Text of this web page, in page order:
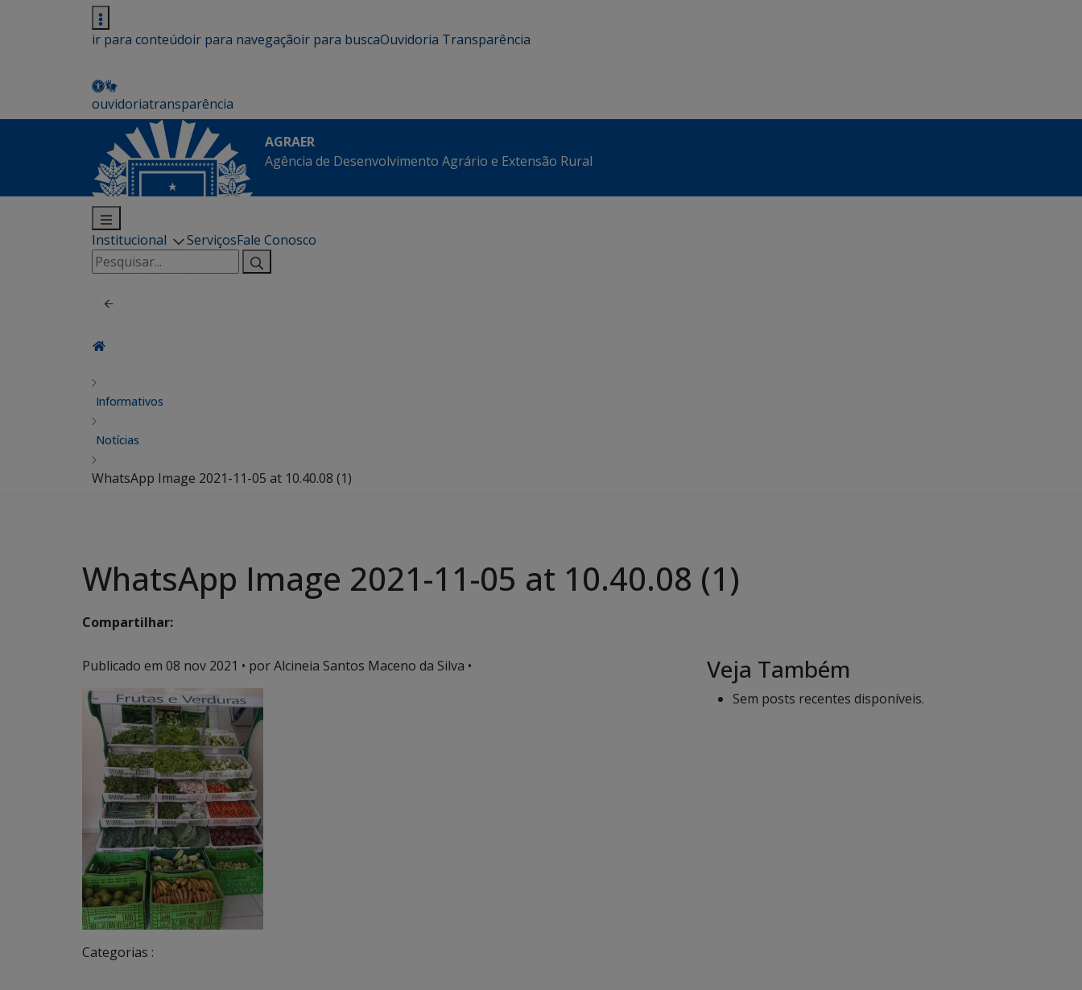
ir para conteúdoir para navegaçãoir para buscaOuvidoria Transparência
ouvidoriatransparência
AGRAER
Agência de Desenvolvimento Agrário e Extensão Rural
Institucional ServiçosFale Conosco
Pesquisar
por:
Informativos
Notícias
WhatsApp Image 2021-11-05 at 10.40.08 (1)
WhatsApp Image 2021-11-05 at 10.40.08 (1)
Compartilhar:
Publicado em 08 nov 2021 • por Alcineia Santos Maceno da Silva •
Categorias :
Veja Também
Sem posts recentes disponíveis.